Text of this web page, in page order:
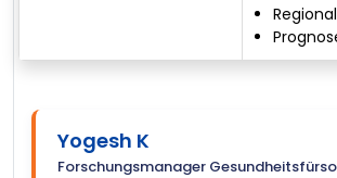
Yogesh K
Forschungsmanager